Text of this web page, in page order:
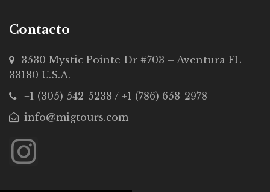
Contacto
3530 Mystic Pointe Dr #703 – Aventura FL
33180 U.S.A.
+1 (305) 542-5238 / +1 (786) 658-2978
info@migtours.com